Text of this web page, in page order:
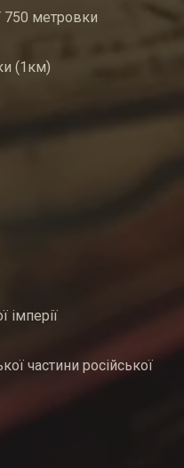
750 метровки
(1км)
імперії
частини російської